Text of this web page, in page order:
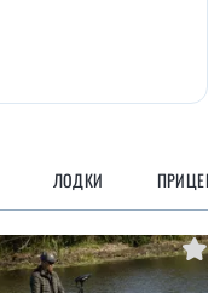
ЛОДКИ